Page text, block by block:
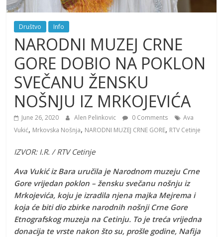
Društvo Info
NARODNI MUZEJ CRNE
GORE DOBIO NA POKLON
SVEČANU ŽENSKU
NOŠNJU IZ MRKOJEVIĆA
June 26, 2020 Alen Pelinkovic 0 Comments
Ava
Vukić, Mrkovska Nošnja, NARODNI MUZEJ CRNE GORE, RTV Cetinje
IZVOR: I.R. / RTV Cetinje
Ava Vukić iz Bara uručila je Narodnom muzeju Crne
Gore vrijedan poklon – žensku svečanu nošnju iz
Mrkojevića, koju je izradila njena majka Mejrema i
koja će biti dio zbirke narodnih nošnji Crne Gore
Etnografskog muzeja na Cetinju. To je treća vrijedna
donacija te vrste nakon što su, prošle godine, Nafija